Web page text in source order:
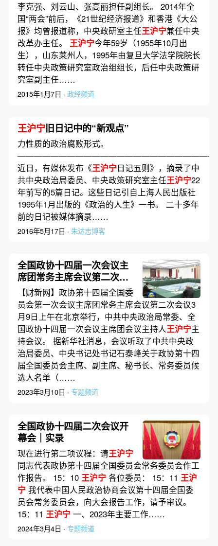
李克强、刘云山、张高丽担任副组长。 2014年全
国“两会”前后，《21世纪经济报道》和香港《大公
报》均曾报道称，中央政研室主任王沪宁兼任中央
改革办主任。 王沪宁今年59岁（1955年10月出
生），山东莱州人，1995年由复旦大学法学院院长
转任中央政策研究室政治组组长，后任中央政策研
究室副主任……
2015年1月7日 · 政经频道
王沪宁旧日记中的“新观点”
力性质的政治腐败形式。
近日，有媒体发布《王沪宁日记五则》，摘录了中
共中央政治局委员、中央政策研究室主任王沪宁22
年前写的5篇日记。这些日记引自上海人民出版社
1995年1月出版的《政治的人生》一书。 二十多年
前的日记被媒体摘录……
2016年5月17日 · 朱达志博客
全国政协十四届一次会议主
席团常务主席会议第二次会
议举行王沪宁主持
【财新网】政协第十四届全国委
员会第一次会议主席团常务主席会议第二次会议3
月9日上午在北京举行，中共中央政治局常委、全
国政协十四届一次会议主席团会议主持人王沪宁主
持会议。 据新华社消息，会议听取了中共中央政
治局委员、中央书记处书记石泰峰关于政协第十四
届全国委员会主席、副主席、秘书长、常务委员候
选人名单（……
2023年3月10日 · 专题频道
全国政协十四届二次会议开
幕会｜实录
现在进行第二项议程：请王沪宁
同志代表政协第十四届全国委员会常务委员会作工
作报告。 15：10 王沪宁各位委员： 15：11 王沪
宁我代表中国人民政治协商会议第十四届全国委
员会常务委员会，向大会报告工作，请予审议。
15：11 王沪宁一、2023年主要工作……
2024年3月4日 · 专题频道